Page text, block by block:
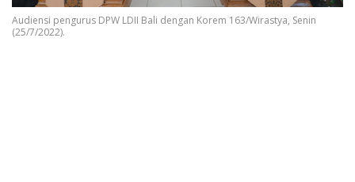
Audiensi pengurus DPW LDII Bali dengan Korem 163/Wirastya, Senin
(25/7/2022).